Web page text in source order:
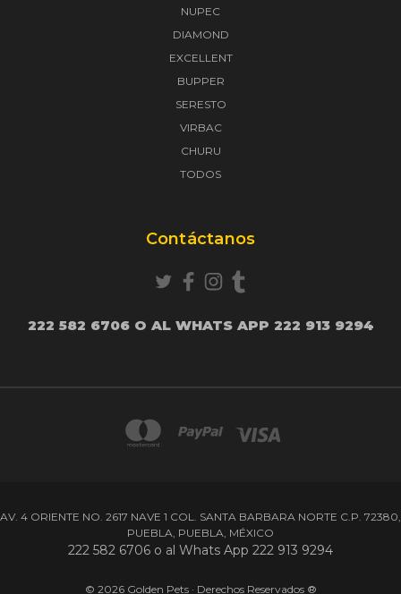
NUPEC
DIAMOND
EXCELLENT
BUPPER
SERESTO
VIRBAC
CHURU
TODOS
Contáctanos
222 582 6706 O AL WHATS APP 222 913 9294
AV. 4 ORIENTE NO. 2617 NAVE 1 COL. SANTA BARBARA NORTE C.P. 72380,
PUEBLA, PUEBLA, MÉXICO
222 582 6706 o al Whats App 222 913 9294
© 2026 Golden Pets · Derechos Reservados ®